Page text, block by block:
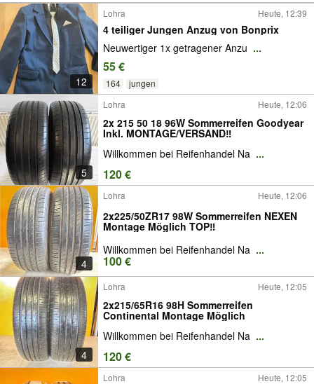
12
Lohra Heute, 12:39
4 teiliger Jungen Anzug von Bonprix
Neuwertiger 1x getragener Anzu ...
55 €
164 jungen
5
Lohra Heute, 12:06
2x 215 50 18 96W Sommerreifen Goodyear
Inkl. MONTAGE/VERSAND‼️
Willkommen bei Reifenhandel Na ...
120 €
4
Lohra Heute, 12:06
2x225/50ZR17 98W Sommerreifen NEXEN
Montage Möglich TOP‼️
Willkommen bei Reifenhandel Na ...
100 €
4
Lohra Heute, 12:05
2x215/65R16 98H Sommerreifen
Continental Montage Möglich
Willkommen bei Reifenhandel Na ...
120 €
Lohra Heute, 12:05